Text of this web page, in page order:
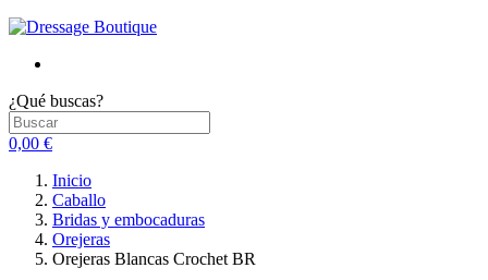
¿Qué buscas?
0,00 €
Inicio
Caballo
Bridas y embocaduras
Orejeras
Orejeras Blancas Crochet BR